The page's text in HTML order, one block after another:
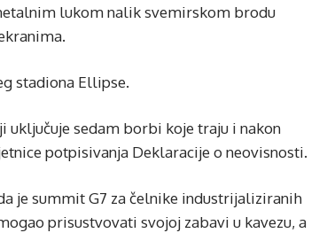
lukom nalik svemirskom brodu
stadiona Ellipse.
uključuje sedam borbi koje traju i nakon
potpisivanja Deklaracije o neovisnosti.
je summit G7 za čelnike industrijaliziranih
prisustvovati svojoj zabavi u kavezu, a